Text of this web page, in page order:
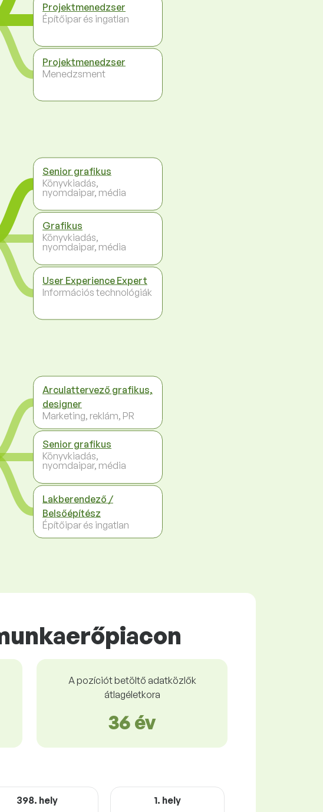
Projektmenedzser
Építőipar és ingatlan
Projektmenedzser
Menedzsment
Senior grafikus
Könyvkiadás,
nyomdaipar, média
Grafikus
Könyvkiadás,
nyomdaipar, média
User Experience Expert
Információs technológiák
Arculattervező grafikus,
designer
Marketing, reklám, PR
Senior grafikus
Könyvkiadás,
nyomdaipar, média
Lakberendező /
Belsőépítész
Építőipar és ingatlan
A pozíciót betöltő adatközlők
átlagéletkora
36 év
398. hely 1. hely